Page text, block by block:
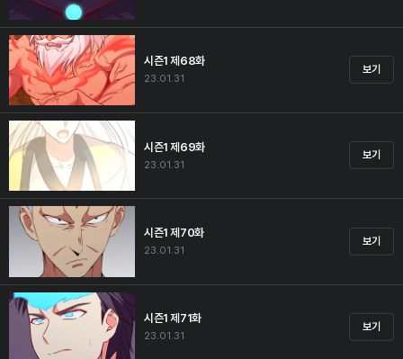
시즌1 제68화
23.01.31
보기
시즌1 제69화
23.01.31
보기
시즌1 제70화
23.01.31
보기
시즌1 제71화
23.01.31
보기